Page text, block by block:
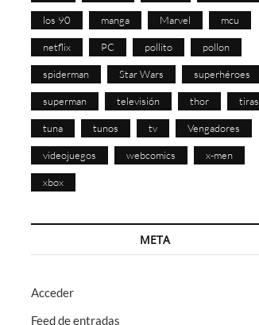
los 90 manga Marvel mcu
netflix PC pollito pollon
spiderman Star Wars superhéroes
superman televisión thor tiras
tuna tunos tv Vengadores
videojuegos webcomics x-men
xbox
META
Acceder
Feed de entradas